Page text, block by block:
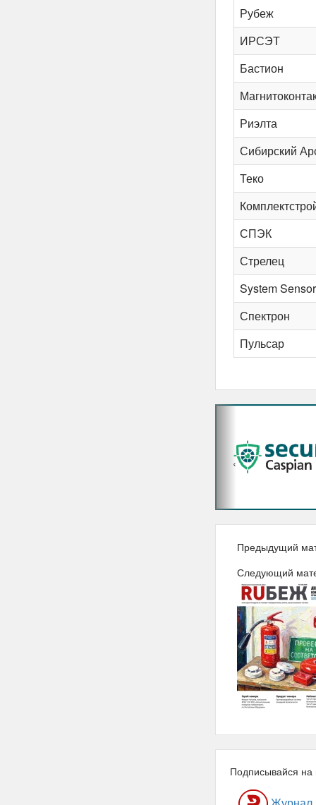
Рубеж
ИРСЭТ
Бастион
Риэлта
Сибирский
Теко
СПЭК
Стрелец
System Sensor
Спектрон
Пульсар
‹
Предыдущий
Следующий
Подписывайся